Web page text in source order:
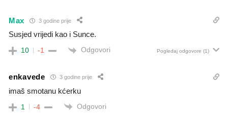
Max 3 godine prije
Susjed vrijedi kao i Sunce.
10 -1 Odgovori Pogledaj odgovore (1)
enkavede 3 godine prije
imaš smotanu kćerku
1 -4 Odgovori